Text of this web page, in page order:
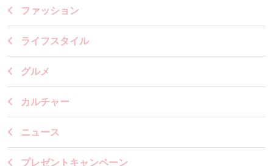
ファッション
ライフスタイル
グルメ
カルチャー
ニュース
プレゼントキャンペーン